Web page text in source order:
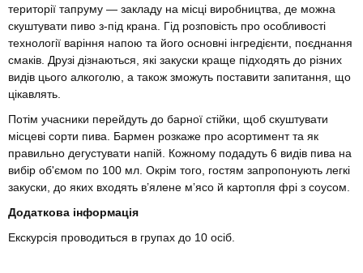
території тапруму — закладу на місці виробництва, де можна
скуштувати пиво з-під крана. Гід розповість про особливості
технології варіння напою та його основні інгредієнти, поєднання
смаків. Друзі дізнаються, які закуски краще підходять до різних
видів цього алкоголю, а також зможуть поставити запитання, що
цікавлять.
Потім учасники перейдуть до барної стійки, щоб скуштувати
місцеві сорти пива. Бармен розкаже про асортимент та як
правильно дегустувати напій. Кожному подадуть 6 видів пива на
вибір об'ємом по 100 мл. Окрім того, гостям запропонують легкі
закуски, до яких входять в’ялене мʼясо й картопля фрі з соусом.
Додаткова інформація
Екскурсія проводиться в групах до 10 осіб.